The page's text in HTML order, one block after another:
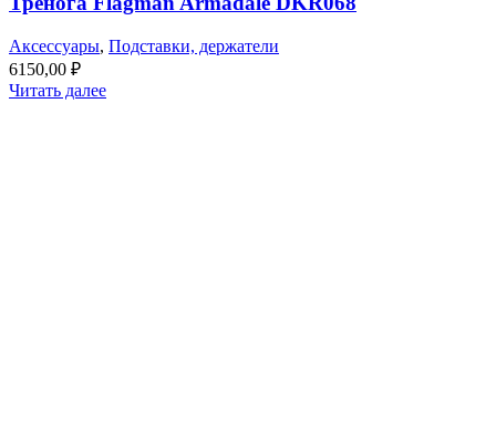
Аксессуары, Подставки, держатели
6150,00 ₽
Читать далее